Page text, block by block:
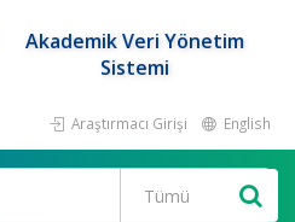
Akademik Veri Yönetim
Sistemi
Araştırmacı Girişi English